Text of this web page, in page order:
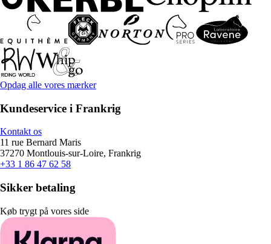
Opdag alle vores mærker
Kundeservice i Frankrig
Kontakt os
11 rue Bernard Maris
37270 Montlouis-sur-Loire, Frankrig
+33 1 86 47 62 58
Sikker betaling
Køb trygt på vores side